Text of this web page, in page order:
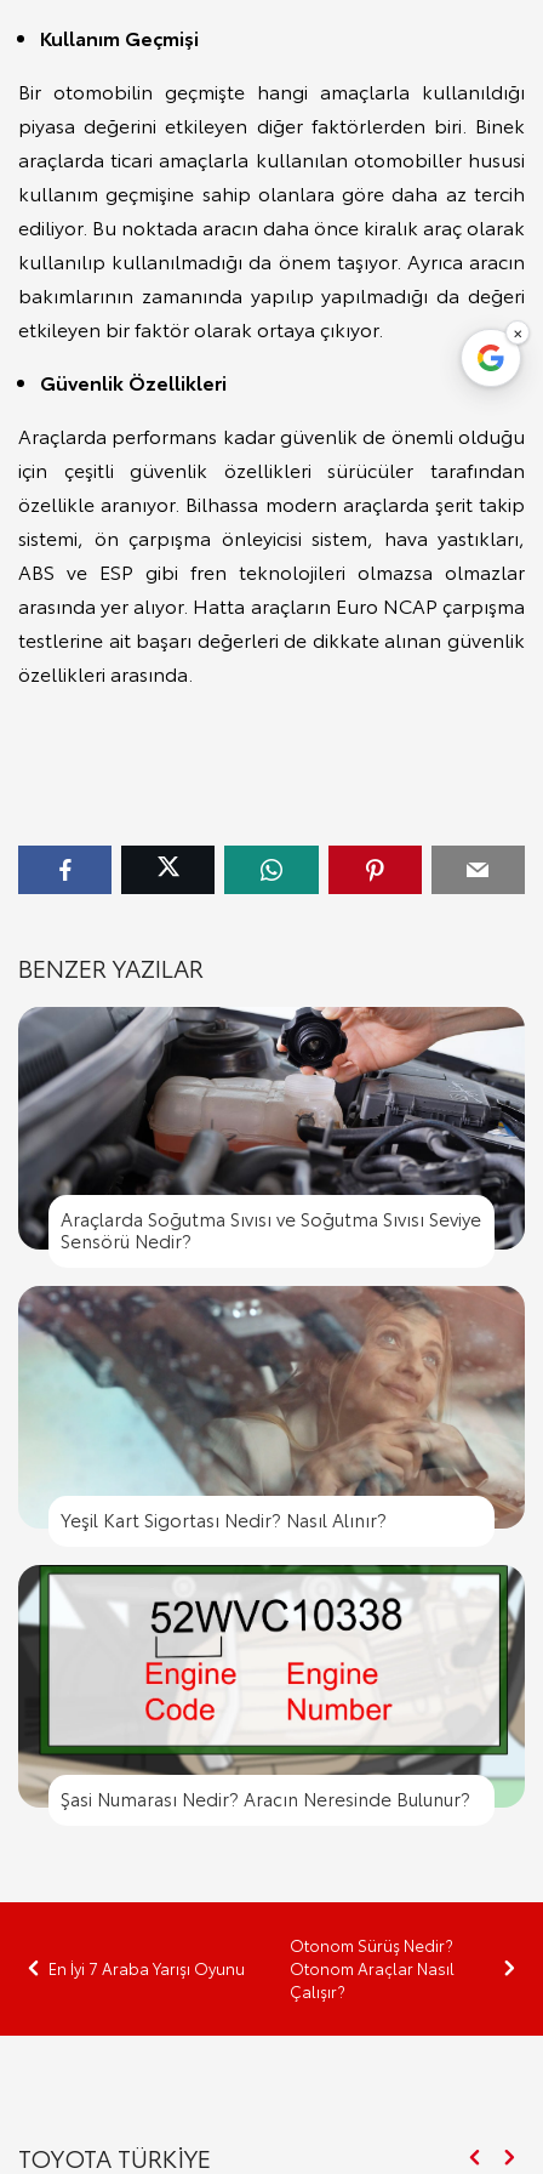
Kullanım Geçmişi
Bir otomobilin geçmişte hangi amaçlarla kullanıldığı
piyasa değerini etkileyen diğer faktörlerden biri. Binek
araçlarda ticari amaçlarla kullanılan otomobiller hususi
kullanım geçmişine sahip olanlara göre daha az tercih
ediliyor. Bu noktada aracın daha önce kiralık araç olarak
kullanılıp kullanılmadığı da önem taşıyor. Ayrıca aracın
bakımlarının zamanında yapılıp yapılmadığı da değeri
etkileyen bir faktör olarak ortaya çıkıyor.
Güvenlik Özellikleri
Araçlarda performans kadar güvenlik de önemli olduğu
için çeşitli güvenlik özellikleri sürücüler tarafından
özellikle aranıyor. Bilhassa modern araçlarda şerit takip
sistemi, ön çarpışma önleyicisi sistem, hava yastıkları,
ABS ve ESP gibi fren teknolojileri olmazsa olmazlar
arasında yer alıyor. Hatta araçların Euro NCAP çarpışma
testlerine ait başarı değerleri de dikkate alınan güvenlik
özellikleri arasında.
BENZER YAZILAR
Araçlarda Soğutma Sıvısı ve Soğutma Sıvısı Seviye
Sensörü Nedir?
Yeşil Kart Sigortası Nedir? Nasıl Alınır?
Şasi Numarası Nedir? Aracın Neresinde Bulunur?
En İyi 7 Araba Yarışı Oyunu
Otonom Sürüş Nedir?
Otonom Araçlar Nasıl
Çalışır?
TOYOTA TÜRKİYE
×